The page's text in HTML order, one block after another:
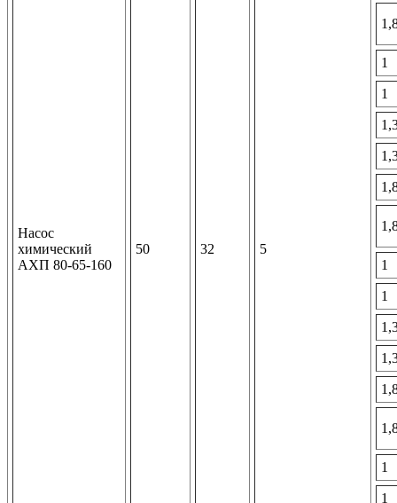
Насос
химический
АХП 80-65-160
50 32 5
1
1
1
1
1
1